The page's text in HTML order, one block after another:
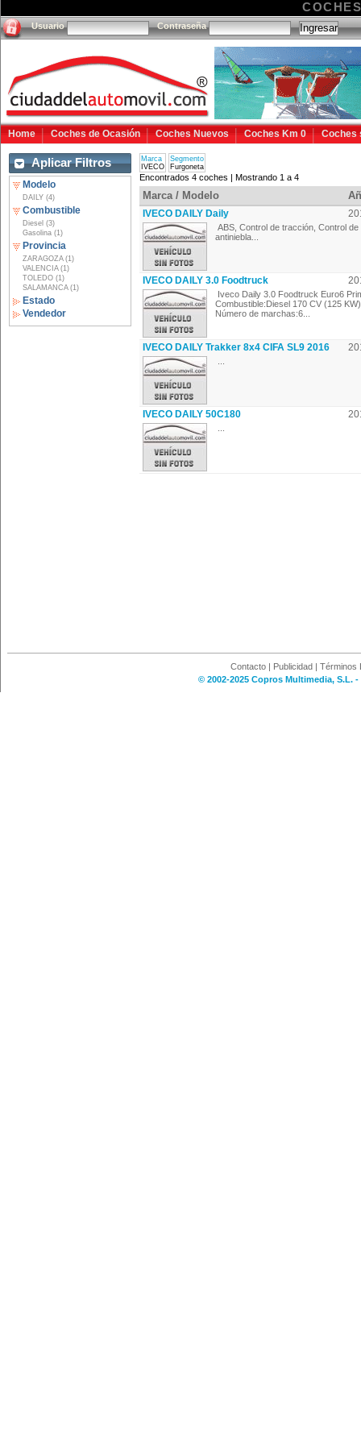
Usuario Contraseña
Home Coches de Ocasión Coches Nuevos Coches Km 0 Coches
Aplicar Filtros
Modelo
DAILY (4)
Combustible
Diesel (3)
Gasolina (1)
Provincia
ZARAGOZA (1)
VALENCIA (1)
TOLEDO (1)
SALAMANCA (1)
Estado
Vendedor
Marca
IVECO
Segmento
Furgoneta
Encontrados 4 coches | Mostrando 1 a 4
Marca / Modelo
IVECO DAILY Daily
ABS, Control de tracción, Control
antiniebla...
IVECO DAILY 3.0 Foodtruck
Iveco Daily 3.0 Foodtruck Euro6
Combustible:Diesel 170 CV (125
Número de marchas:6...
IVECO DAILY Trakker 8x4 CIFA SL9 2016
IVECO DAILY 50C180
Contacto | Publicidad | Términos
© 2002-2025 Copros Multimedia, S.L.